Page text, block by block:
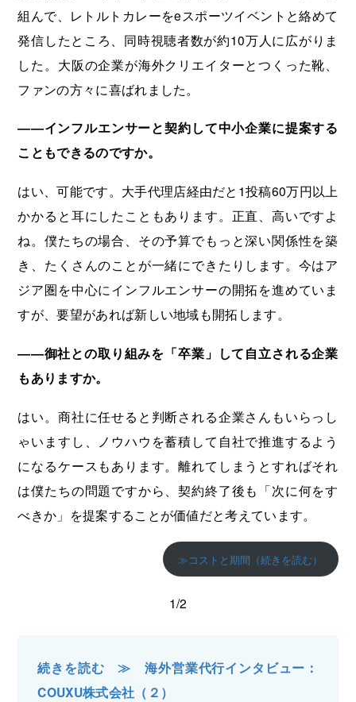
組んで、レトルトカレーをeスポーツイベントと絡めて
発信したところ、同時視聴者数が約10万人に広がりま
した。大阪の企業が海外クリエイターとつくった靴、
ファンの方々に喜ばれました。
――インフルエンサーと契約して中小企業に提案する
こともできるのですか。
はい、可能です。大手代理店経由だと1投稿60万円以上
かかると耳にしたこともあります。正直、高いですよ
ね。僕たちの場合、その予算でもっと深い関係性を築
き、たくさんのことが一緒にできたりします。今はア
ジア圏を中心にインフルエンサーの開拓を進めていま
すが、要望があれば新しい地域も開拓します。
――御社との取り組みを「卒業」して自立される企業
もありますか。
はい。商社に任せると判断される企業さんもいらっし
ゃいますし、ノウハウを蓄積して自社で推進するよう
になるケースもあります。離れてしまうとすればそれ
は僕たちの問題ですから、契約終了後も「次に何をす
べきか」を提案することが価値だと考えています。
≫コストと期間（続きを読む）
1/2
続きを読む ≫ 海外営業代行インタビュー：
COUXU株式会社（２）